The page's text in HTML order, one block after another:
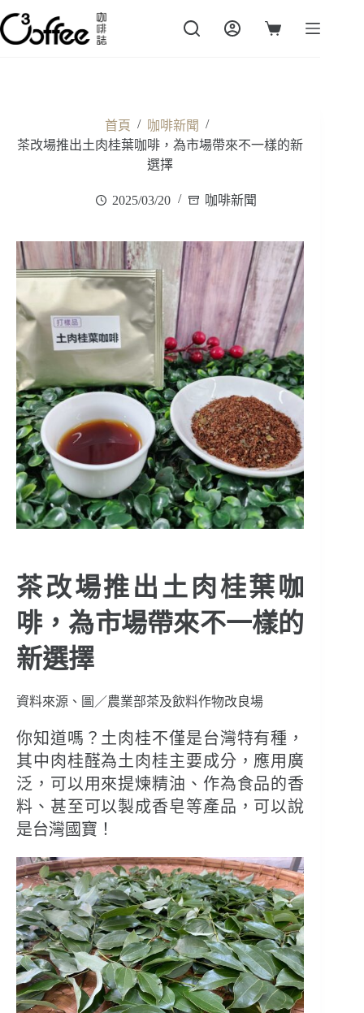
跳
至
主
購
首頁 / 咖啡新聞 /
茶改場推出土肉桂葉咖啡，為市場帶來不一樣的新
選擇
2025/03/20 咖啡新聞
茶改場推出土肉桂葉咖
啡，為市場帶來不一樣的
新選擇
資料來源、圖／農業部茶及飲料作物改良場
你知道嗎？土肉桂不僅是台灣特有種，
其中肉桂醛為土肉桂主要成分，應用廣
泛，可以用來提煉精油、作為食品的香
料、甚至可以製成香皂等產品，可以說
是台灣國寶！